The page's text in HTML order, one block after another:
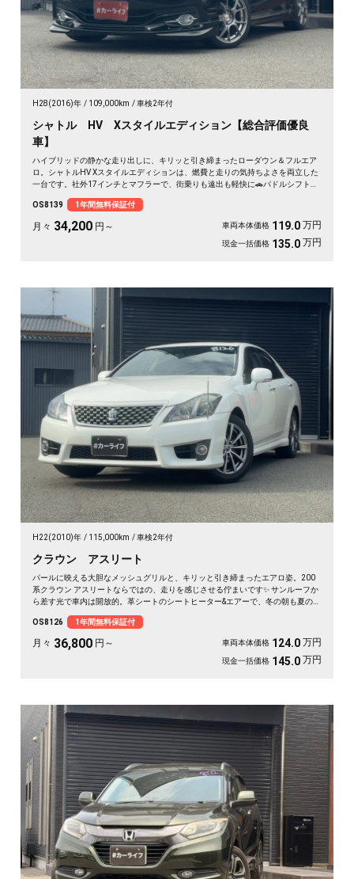
H28(2016)年 109,000km 車検2年付
シャトル HV Xスタイルエディション【総合評価優良
車】
ハイブリッドの静かな走り出しに、キリッと引き締まったローダウン＆フルエア
ロ。シャトルHV Xスタイルエディションは、燃費と走りの気持ちよさを両立した
一台です。社外17インチとマフラーで、街乗りも遠出も軽快に🚗パドルシフトで
心。仕事帰りにふらっと寄り道、休日は荷物を積んでロングドライブへ✨走りに
こだわる方に《1年保証付》💫
OS8139 1年間無料保証付
月々 34,200 円～ 車両本体価格 119.0 万円
現金一括価格 135.0 万円
H22(2010)年 115,000km 車検2年付
クラウン アスリート
パールに映える大胆なメッシュグリルと、キリッと引き締まったエアロ姿。200
系クラウン アスリートならではの、走りを感じさせる佇まいです✨ サンルーフか
ら差す光で車内は開放的。革シートのシートヒーター&エアーで、冬の朝も夏の蒸
ります🚗 気になる車は早めのチェックがおすすめ。《1年保証付》でお届けしま
す👑
OS8126 1年間無料保証付
月々 36,800 円～ 車両本体価格 124.0 万円
現金一括価格 145.0 万円